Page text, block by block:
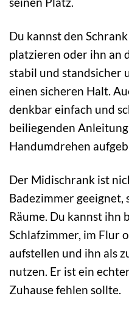
Du kannst den
platzieren oder ihn an
stabil und standsicher
einen sicheren Halt.
denkbar einfach und
beiliegenden
Handumdrehen
Der Midischrank ist
Badezimmer
Räume. Du kannst ihn
Schlafzimmer, im Flur
aufstellen und ihn als
nutzen. Er ist ein
Zuhause fehlen sollte.